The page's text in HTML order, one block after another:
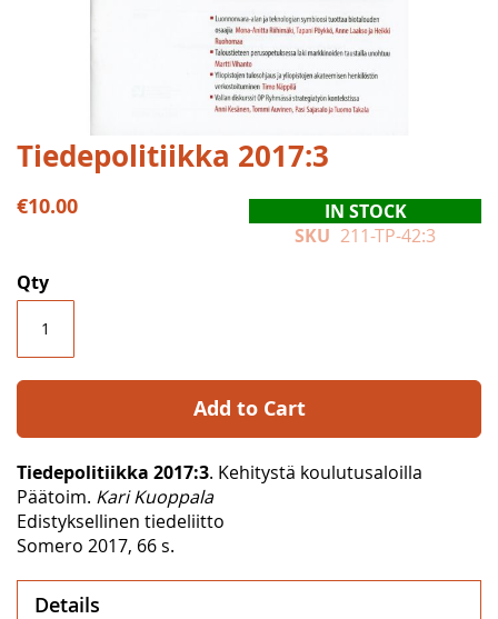
Skip
to
the
beginning
images
gallery
Tiedepolitiikka 2017:3
€10.00
IN STOCK
SKU 211-TP-42:3
Qty
Add to Cart
Tiedepolitiikka 2017:3. Kehitystä koulutusaloilla
Päätoim. Kari Kuoppala
Edistyksellinen tiedeliitto
Somero 2017, 66 s.
Details